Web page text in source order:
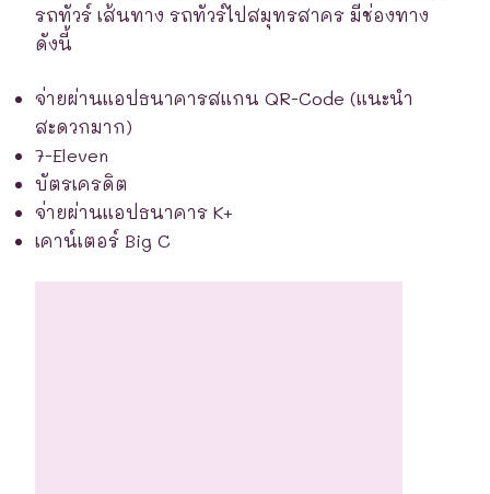
รถทัวร์ เส้นทาง รถทัวร์ไปสมุทรสาคร มีช่องทาง
ดังนี้
จ่ายผ่านแอปธนาคารสแกน QR-Code (แนะนำ
สะดวกมาก)
7-Eleven
บัตรเครดิต
จ่ายผ่านแอปธนาคาร K+
เคาน์เตอร์ Big C